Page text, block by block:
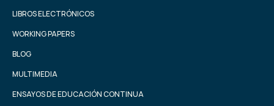
LIBROS ELECTRÓNICOS
WORKING PAPERS
BLOG
MULTIMEDIA
ENSAYOS DE EDUCACIÓN CONTINUA